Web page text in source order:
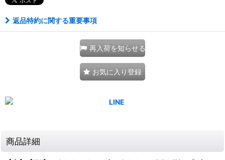
返品特約に関する重要事項
再入荷を知らせる
お気に入り登録
商品詳細